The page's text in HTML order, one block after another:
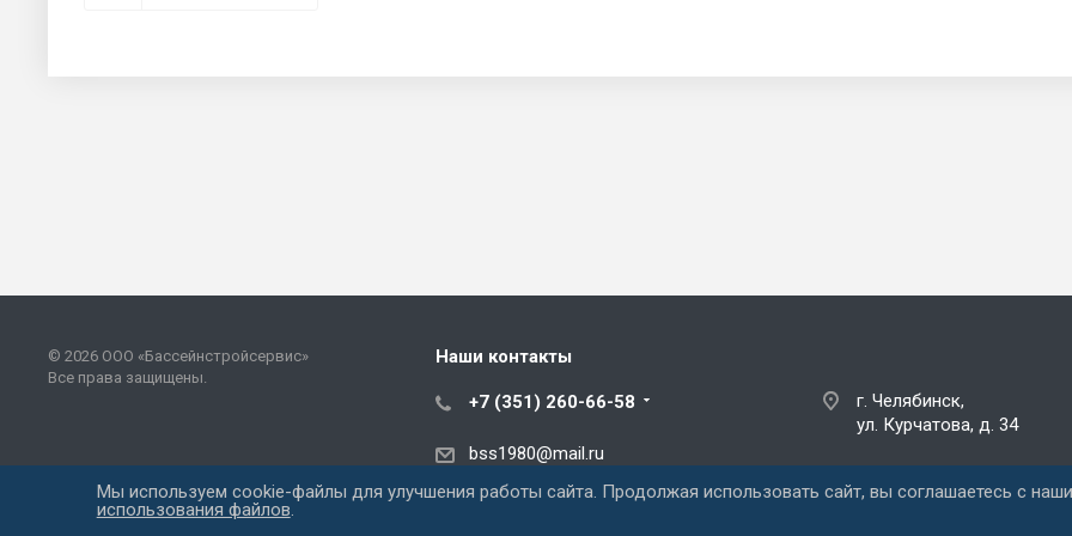
© 2026 ООО «Бассейнстройсервис»
Все права защищены.
Наши контакты
+7 (351) 260-66-58
bss1980@mail.ru
г. Челябинск,
ул. Курчатова, д. 34
Мы используем cookie-файлы для улучшения работы сайта. Продолжая использовать сайт, вы соглашаетесь с
использования файлов.